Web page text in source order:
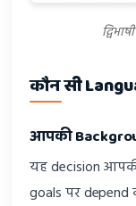
कौन सी
आपकी
यह decision
goals पर